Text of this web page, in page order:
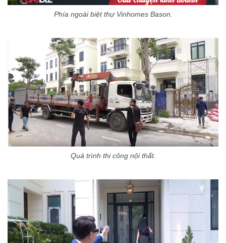
Phía ngoài biệt thự Vinhomes Bason.
Quá trình thi công nội thất.